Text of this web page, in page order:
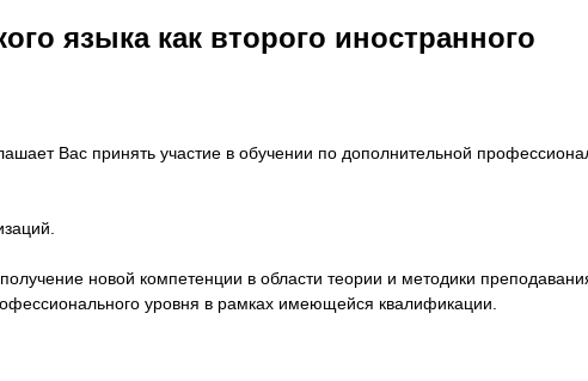
языка как второго иностранного
Вас принять участие в обучении по дополнительной
новой компетенции в области теории и методики
уровня в рамках имеющейся квалификации.